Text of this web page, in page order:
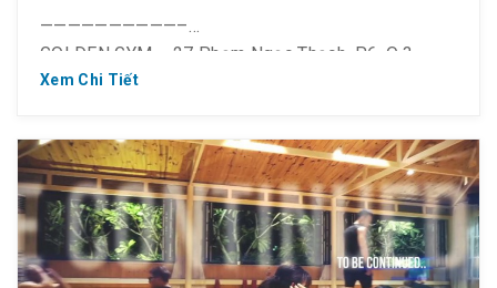
——————————–
GOLDEN GYM – 27 Phạm Ngọc Thạch, P.6, Q.3
▪️6:00 ~ 21:30, thứ 2 ~ thứ 6
▪️8:00 ~ 21:30: thứ 7 – Chủ Nhật
? Email: igoldengym@hotmail.com
Xem Chi Tiết